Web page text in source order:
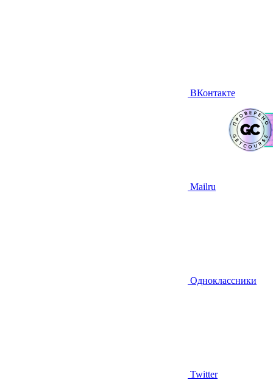
ВКонтакте
Mailru
Одноклассники
Twitter